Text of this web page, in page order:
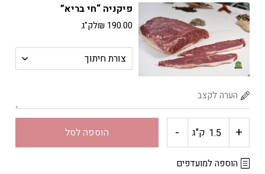
בקר
שלם
"חי
פיקניה “חי בריא”
₪ 190.00 לק"ג
+ כמות
של
ק"ג - הוספה לסל
הוספה למועדפים